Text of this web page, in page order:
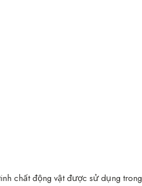
chất động vật được sử dụng trong